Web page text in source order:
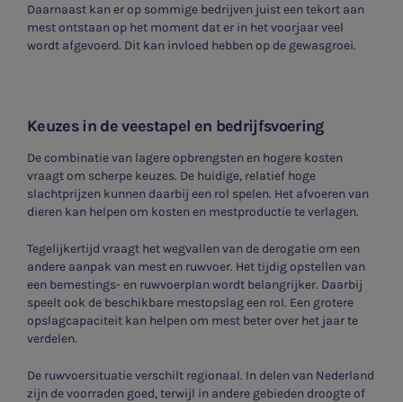
Daarnaast kan er op sommige bedrijven juist een tekort aan
mest ontstaan op het moment dat er in het voorjaar veel
wordt afgevoerd. Dit kan invloed hebben op de gewasgroei.
Keuzes in de veestapel en bedrijfsvoering
De combinatie van lagere opbrengsten en hogere kosten
vraagt om scherpe keuzes. De huidige, relatief hoge
slachtprijzen kunnen daarbij een rol spelen. Het afvoeren van
dieren kan helpen om kosten en mestproductie te verlagen.
Tegelijkertijd vraagt het wegvallen van de derogatie om een
andere aanpak van mest en ruwvoer. Het tijdig opstellen van
een bemestings- en ruwvoerplan wordt belangrijker. Daarbij
speelt ook de beschikbare mestopslag een rol. Een grotere
opslagcapaciteit kan helpen om mest beter over het jaar te
verdelen.
De ruwvoersituatie verschilt regionaal. In delen van Nederland
zijn de voorraden goed, terwijl in andere gebieden droogte of